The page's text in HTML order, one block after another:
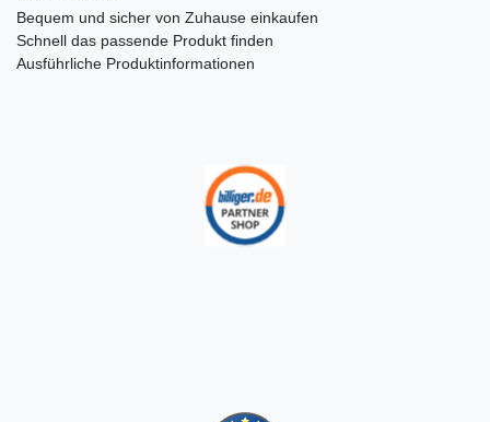
Bequem und sicher von Zuhause einkaufen
Schnell das passende Produkt finden
Ausführliche Produktinformationen